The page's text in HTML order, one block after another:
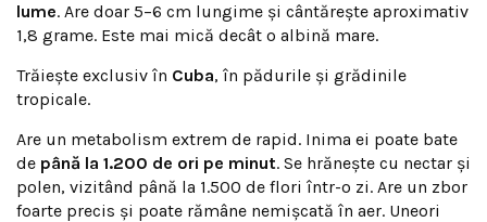
lume. Are doar 5–6 cm lungime și cântărește aproximativ
1,8 grame. Este mai mică decât o albină mare.
Trăiește exclusiv în Cuba, în pădurile și grădinile
tropicale.
Are un metabolism extrem de rapid. Inima ei poate bate
de până la 1.200 de ori pe minut. Se hrănește cu nectar și
polen, vizitând până la 1.500 de flori într-o zi. Are un zbor
foarte precis și poate rămâne nemișcată în aer. Uneori